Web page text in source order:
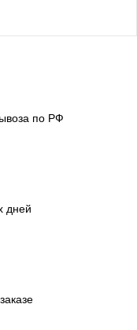
по РФ
дней